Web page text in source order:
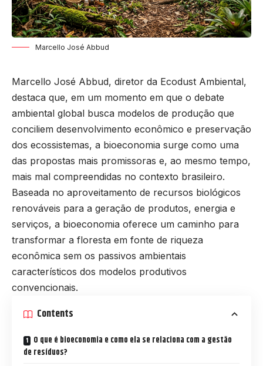
Marcello José Abbud
Marcello José Abbud, diretor da Ecodust Ambiental,
destaca que, em um momento em que o debate
ambiental global busca modelos de produção que
conciliem desenvolvimento econômico e preservação
dos ecossistemas, a bioeconomia surge como uma
das propostas mais promissoras e, ao mesmo tempo,
mais mal compreendidas no contexto brasileiro.
Baseada no aproveitamento de recursos biológicos
renováveis para a geração de produtos, energia e
serviços, a bioeconomia oferece um caminho para
transformar a floresta em fonte de riqueza
econômica sem os passivos ambientais
característicos dos modelos produtivos
convencionais.
Contents
O que é bioeconomia e como ela se relaciona com a gestão
de resíduos?